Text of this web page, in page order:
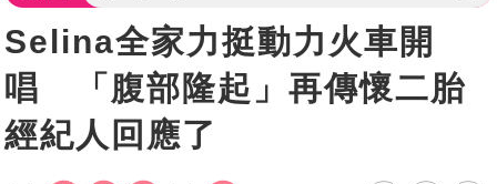
Selina全家力挺動力火車開
唱 「腹部隆起」再傳懷二胎
經紀人回應了